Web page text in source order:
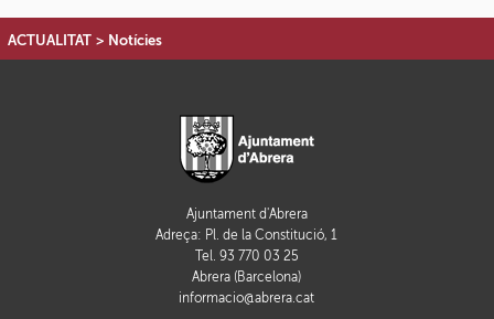
ACTUALITAT > Notícies
Ajuntament d'Abrera
Adreça: Pl. de la Constitució, 1
Tel. 93 770 03 25
Abrera (Barcelona)
informacio@abrera.cat